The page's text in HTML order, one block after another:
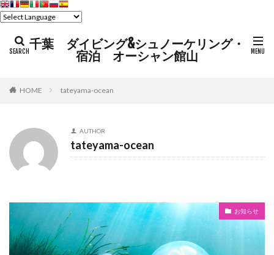
千葉 ダイビング&シュノーケリング・
宿泊 オーシャン館山
HOME tateyama-ocean
AUTHOR
tateyama-ocean
お知らせ